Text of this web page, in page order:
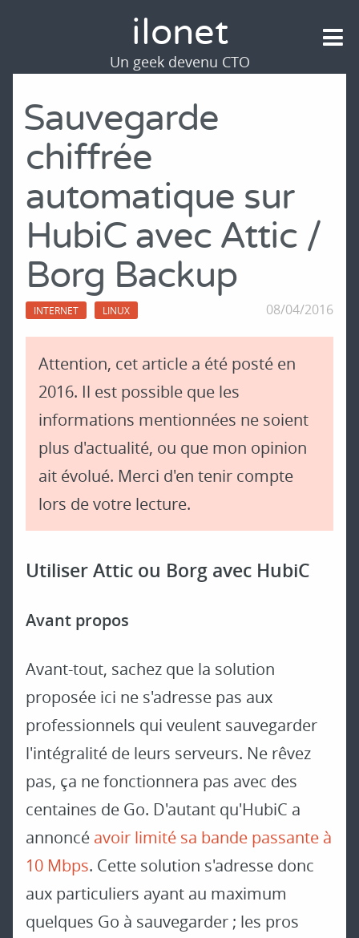
Sauvegarde
chiffrée
automatique sur
HubiC avec Attic /
Borg Backup
INTERNET LINUX 08/04/2016
Attention, cet article a été posté en
2016. Il est possible que les
informations mentionnées ne soient
plus d'actualité, ou que mon opinion
ait évolué. Merci d'en tenir compte
lors de votre lecture.
Utiliser Attic ou Borg avec HubiC
Avant propos
Avant-tout, sachez que la solution
proposée ici ne s'adresse pas aux
professionnels qui veulent sauvegarder
l'intégralité de leurs serveurs. Ne rêvez
pas, ça ne fonctionnera pas avec des
centaines de Go. D'autant qu'HubiC a
annoncé avoir limité sa bande passante à
10 Mbps. Cette solution s'adresse donc
aux particuliers ayant au maximum
quelques Go à sauvegarder ; les pros
ilonet
Un geek devenu CTO